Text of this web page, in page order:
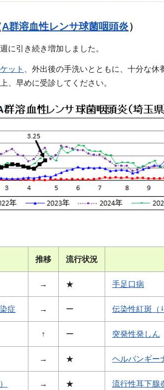
A群溶血性レンサ球菌咽頭炎）
に引き続き増加しました。
ット
、外出後の手洗いとともに、十分な
、早めに受診してください。
推移 流行状況
→ ★ 手足口病
症 → ー 伝染性紅斑（
↑ ー 突発性発しん
→ ★ ヘルパンギー
→ ★ 流行性耳下腺